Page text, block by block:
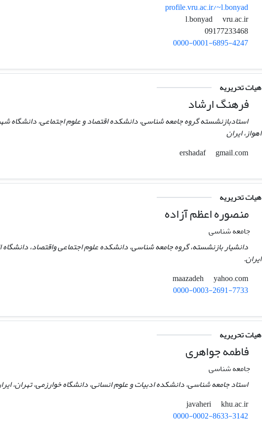
profile.vru.ac.ir/~l.bonyad
l.bonyad
vru.ac.ir
0000-0001-6895-4247
هیات تحریریه
فرهنگ ارشاد
استادبازنشسته گروه جامعه شناسی، دانشکده اقتصاد و علوم اجتماعی، دانشگاه
اهواز، ایران
gmail.com
هیات تحریریه
منصوره اعظم آزاده
جامعه شناسی
دانشیار بازنشسته، گروه جامعه شناسی، دانشکده علوم اجتماعی واقتصاد، دانشگاه
ایران.
yahoo.com
0000-0003-2691-7733
هیات تحریریه
فاطمه جواهری
جامعه شناسی
استاد جامعه شناسی، دانشکده ادبیات و علوم انسانی، دانشگاه خوارزمی، تهران،
javaheri
khu.ac.ir
0000-0002-8633-3142